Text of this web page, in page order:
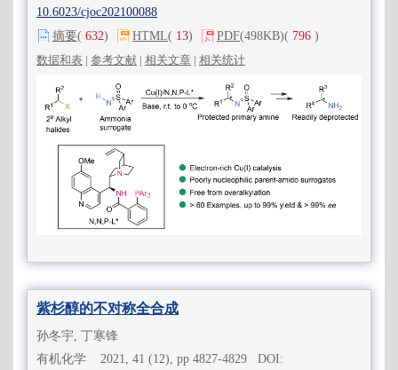
10.6023/cjoc202100088
摘要( 632) HTML( 13) PDF(498KB)( 796 )
数据和表 | 参考文献 | 相关文章 | 相关统计
紫杉醇的不对称全合成
孙冬宇, 丁寒锋
有机化学 2021, 41 (12), pp 4827-4829 DOI: